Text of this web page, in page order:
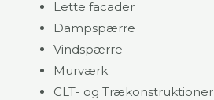
Lette facader
Dampspærre
Vindspærre
Murværk
CLT- og Trækonstruktioner